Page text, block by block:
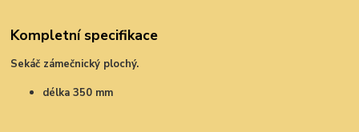
Kompletní specifikace
Sekáč zámečnický plochý.
délka 350 mm